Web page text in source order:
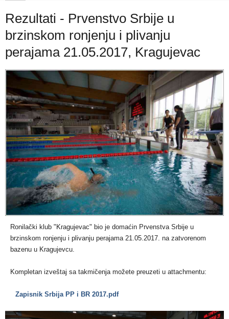
Rezultati - Prvenstvo Srbije u
brzinskom ronjenju i plivanju
perajama 21.05.2017, Kragujevac
Ronilački klub "Kragujevac" bio je domaćin Prvenstva Srbije u
brzinskom ronjenju i plivanju perajama 21.05.2017. na zatvorenom
bazenu u Kragujevcu.
Kompletan izveštaj sa takmičenja možete preuzeti u attachmentu:
Zapisnik Srbija PP i BR 2017.pdf